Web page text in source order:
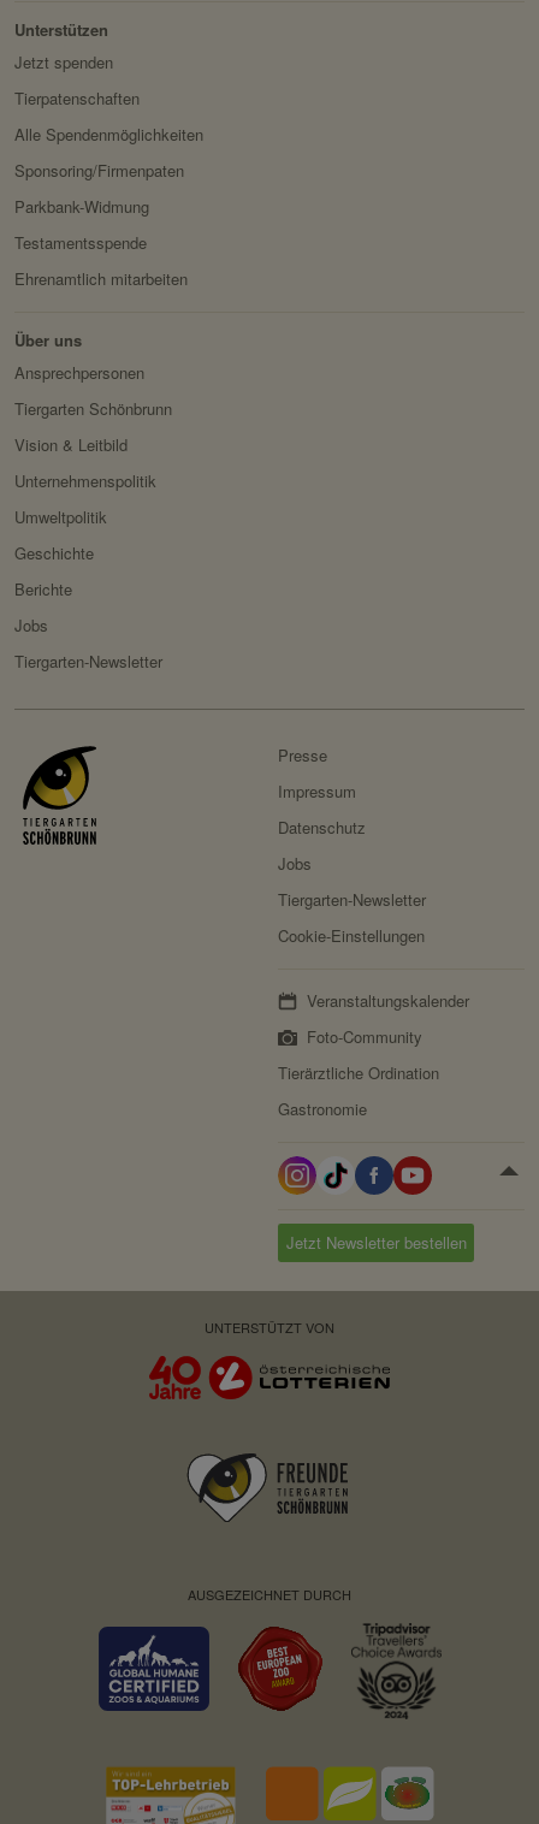
Unterstützen
Jetzt spenden
Tierpatenschaften
Alle Spendenmöglichkeiten
Sponsoring/Firmenpaten
Parkbank-Widmung
Testamentsspende
Ehrenamtlich mitarbeiten
Über uns
Ansprechpersonen
Tiergarten Schönbrunn
Vision & Leitbild
Unternehmenspolitik
Umweltpolitik
Geschichte
Berichte
Jobs
Tiergarten-Newsletter
Presse
Impressum
Datenschutz
Jobs
Tiergarten-Newsletter
Cookie-Einstellungen
Veranstaltungskalender
Foto-Community
Tierärztliche Ordination
Gastronomie
Jetzt Newsletter bestellen
UNTERSTÜTZT VON
AUSGEZEICHNET DURCH